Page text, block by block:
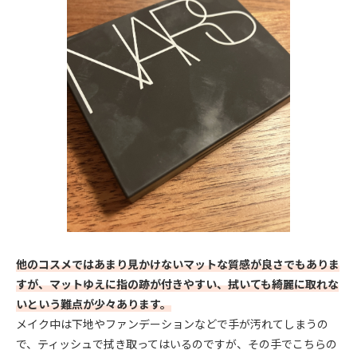
他のコスメではあまり見かけないマットな質感が良さでもありま
すが、マットゆえに指の跡が付きやすい、拭いても綺麗に取れな
いという難点が少々あります。
メイク中は下地やファンデーションなどで手が汚れてしまうの
で、ティッシュで拭き取ってはいるのですが、その手でこちらの